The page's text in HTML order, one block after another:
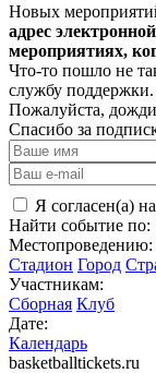
Новых
адрес
мероприятиях,
Что-то пошло не
службу поддержки.
Пожалуйста,
Спасибо за
Я согласен(а) на
Найти событие по:
Местопроведению:
Стадион Город
Участникам:
Сборная Клуб
Дате:
Календарь
basketballtickets.ru